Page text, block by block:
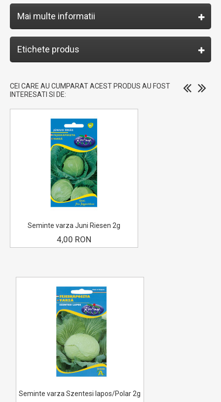
Mai multe informatii
Etichete produs
CEI CARE AU CUMPARAT ACEST PRODUS AU FOST
INTERESATI SI DE:
Seminte varza Juni Riesen 2g
4,00 RON
Seminte varza Szentesi lapos/Polar 2g